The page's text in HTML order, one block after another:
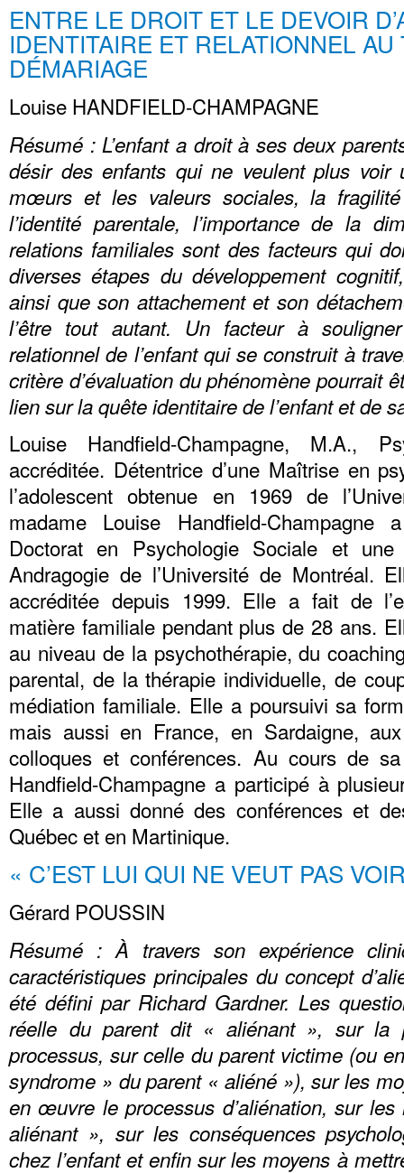
ENTRE LE DROIT ET LE DEVOIR
IDENTITAIRE ET RELATIONNEL
DÉMARIAGE
Louise HANDFIELD-CHAMPAGNE
Résumé : L’enfant a droit à ses deux
désir des enfants qui ne veulent plus
mœurs et les valeurs sociales, la
l’identité parentale, l’importance de la
relations familiales sont des facteurs qui
diverses étapes du développement
ainsi que son attachement et son
l’être tout autant. Un facteur à
relationnel de l’enfant qui se construit à
critère d’évaluation du phénomène pourrait
lien sur la quête identitaire de l’enfant et de
Louise Handfield-Champagne, M.A.,
accréditée. Détentrice d’une Maîtrise en
l’adolescent obtenue en 1969 de
madame Louise Handfield-
Doctorat en Psychologie Sociale et
Andragogie de l’Université de Montréal.
accréditée depuis 1999. Elle a fait de
matière familiale pendant plus de 28 ans.
au niveau de la psychothérapie, du
parental, de la thérapie individuelle, de
médiation familiale. Elle a poursuivi sa
mais aussi en France, en Sardaigne,
colloques et conférences. Au cours de
Handfield-Champagne a participé à
Elle a aussi donné des conférences et
Québec et en Martinique.
« C’EST LUI QUI NE VEUT PAS
Gérard POUSSIN
Résumé : À travers son expérience
caractéristiques principales du concept
été défini par Richard Gardner. Les
réelle du parent dit « aliénant », sur la
processus, sur celle du parent victime (ou
syndrome » du parent « aliéné »), sur les
en œuvre le processus d’aliénation, sur
aliénant », sur les conséquences
chez l’enfant et enfin sur les moyens à